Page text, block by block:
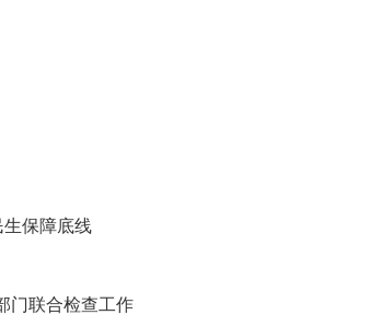
保障底线
门联合检查工作